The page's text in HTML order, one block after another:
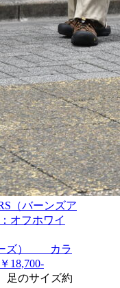
（バーンズア
オフホワイ
ーズ） カラ
のサイズ約